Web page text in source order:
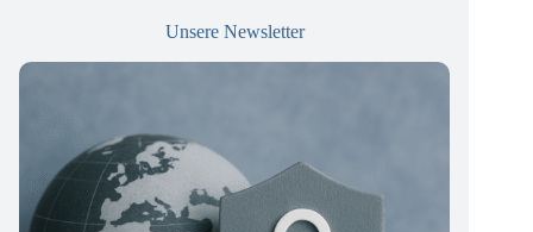
Unsere Newsletter